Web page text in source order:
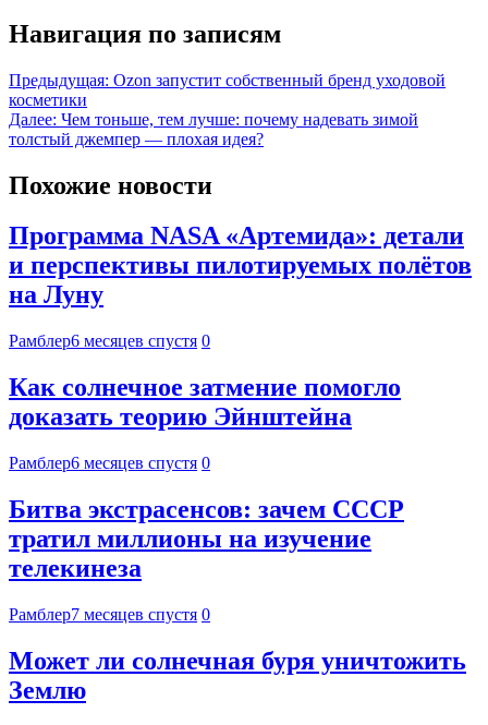
Навигация по записям
Предыдущая: Ozon запустит собственный бренд уходовой
косметики
Далее: Чем тоньше, тем лучше: почему надевать зимой
толстый джемпер — плохая идея?
Похожие новости
Программа NASA «Артемида»: детали
и перспективы пилотируемых полётов
на Луну
Рамблер6 месяцев спустя 0
Как солнечное затмение помогло
доказать теорию Эйнштейна
Рамблер6 месяцев спустя 0
Битва экстрасенсов: зачем СССР
тратил миллионы на изучение
телекинеза
Рамблер7 месяцев спустя 0
Может ли солнечная буря уничтожить
Землю